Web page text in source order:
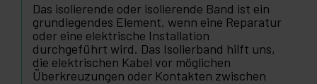
Das isolierende oder isolierende Band ist ein
grundlegendes Element, wenn eine Reparatur
oder eine elektrische Installation
durchgeführt wird. Das Isolierband hilft uns,
die elektrischen Kabel vor möglichen
Überkreuzungen oder Kontakten zwischen